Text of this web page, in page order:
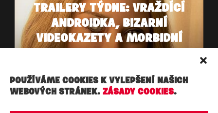
POUŽÍVÁME COOKIES K VYLEPŠENÍ NAŠICH
WEBOVÝCH STRÁNEK. ZÁSADY COOKIES.
TRAILERY TÝDNE: VRAŽDÍCÍ
ANDROIDKA, BIZARNÍ
VIDEOKAZETY A MORBIDNÍ
STUDIA WEDNESDAY
16. 10. 2022